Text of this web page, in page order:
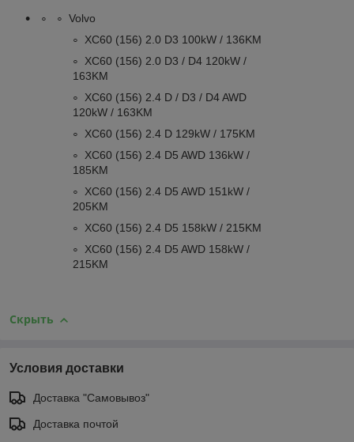
Volvo
XC60 (156) 2.0 D3 100kW / 136KM
XC60 (156) 2.0 D3 / D4 120kW /
163KM
XC60 (156) 2.4 D / D3 / D4 AWD
120kW / 163KM
XC60 (156) 2.4 D 129kW / 175KM
XC60 (156) 2.4 D5 AWD 136kW /
185KM
XC60 (156) 2.4 D5 AWD 151kW /
205KM
XC60 (156) 2.4 D5 158kW / 215KM
XC60 (156) 2.4 D5 AWD 158kW /
215KM
Скрыть
Условия доставки
Доставка "Самовывоз"
Доставка почтой